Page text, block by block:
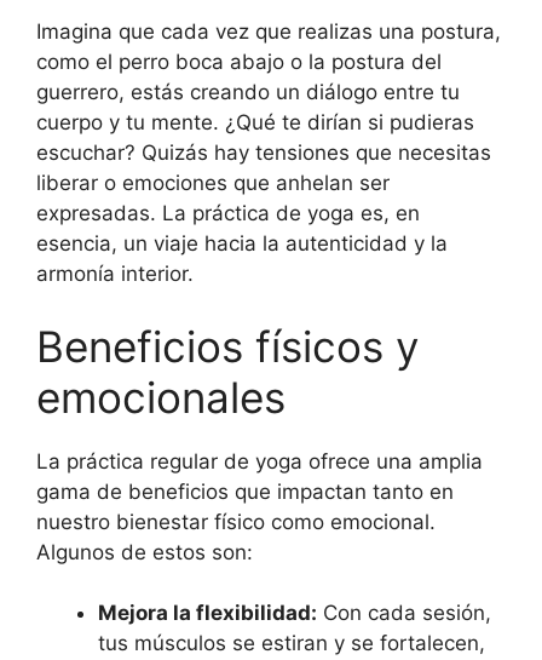
Imagina que cada vez que realizas una postura,
como el perro boca abajo o la postura del
guerrero, estás creando un diálogo entre tu
cuerpo y tu mente. ¿Qué te dirían si pudieras
escuchar? Quizás hay tensiones que necesitas
liberar o emociones que anhelan ser
expresadas. La práctica de yoga es, en
esencia, un viaje hacia la autenticidad y la
armonía interior.
Beneficios físicos y
emocionales
La práctica regular de yoga ofrece una amplia
gama de beneficios que impactan tanto en
nuestro bienestar físico como emocional.
Algunos de estos son:
Mejora la flexibilidad: Con cada sesión,
tus músculos se estiran y se fortalecen,